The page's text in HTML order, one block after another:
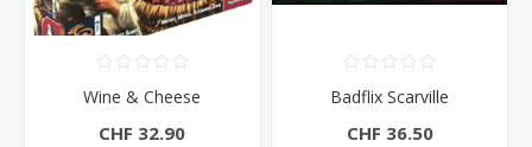
Wine & Cheese
CHF 32.90
Badflix Scarville
CHF 36.50